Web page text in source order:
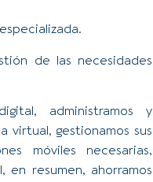
de las necesidades
administramos y
virtual, gestionamos sus
móviles necesarias,
en resumen, ahorramos